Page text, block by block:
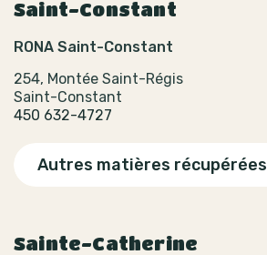
Saint-Constant
RONA Saint-Constant
254, Montée Saint-Régis
Saint-Constant
450 632-4727
Autres matières récupérées
Sainte-Catherine